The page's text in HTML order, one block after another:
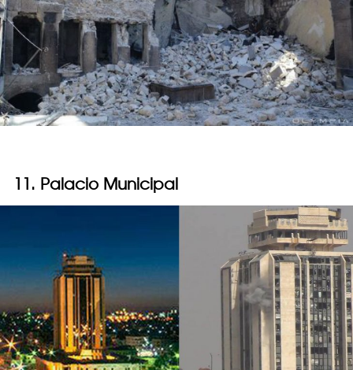
11. Palacio Municipal